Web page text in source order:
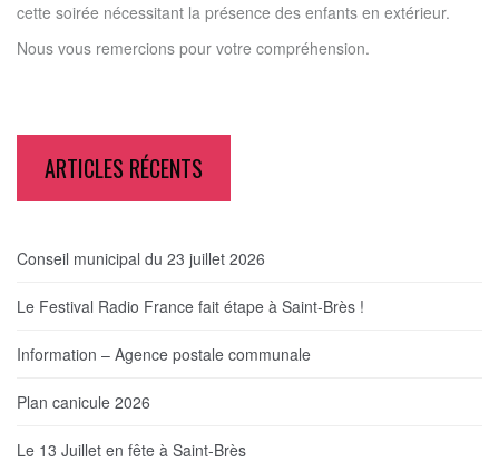
cette soirée nécessitant la présence des enfants en extérieur.
Nous vous remercions pour votre compréhension.
ARTICLES RÉCENTS
Conseil municipal du 23 juillet 2026
Le Festival Radio France fait étape à Saint-Brès !
Information – Agence postale communale
Plan canicule 2026
Le 13 Juillet en fête à Saint-Brès